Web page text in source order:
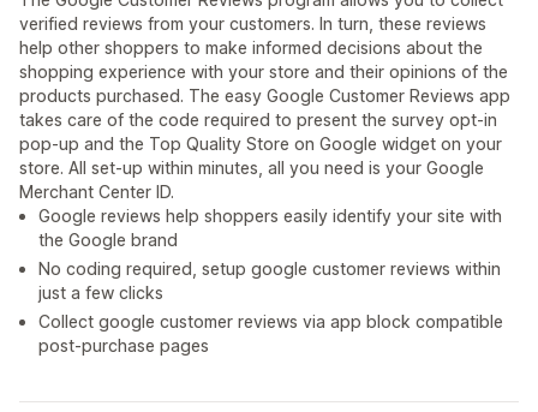
verified reviews from your customers. In turn, these reviews
help other shoppers to make informed decisions about the
shopping experience with your store and their opinions of the
products purchased. The easy Google Customer Reviews app
takes care of the code required to present the survey opt-in
pop-up and the Top Quality Store on Google widget on your
store. All set-up within minutes, all you need is your Google
Merchant Center ID.
Google reviews help shoppers easily identify your site with
the Google brand
No coding required, setup google customer reviews within
just a few clicks
Collect google customer reviews via app block compatible
post-purchase pages